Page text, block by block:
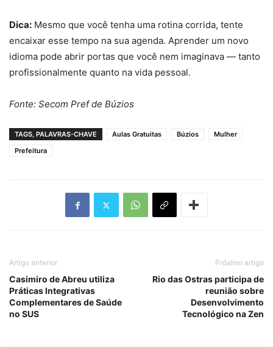
Dica: Mesmo que você tenha uma rotina corrida, tente
encaixar esse tempo na sua agenda. Aprender um novo
idioma pode abrir portas que você nem imaginava — tanto
profissionalmente quanto na vida pessoal.
Fonte: Secom Pref de Búzios
TAGS, PALAVRAS-CHAVE Aulas Gratuitas Búzios
Mulher
Prefeitura
Artigo anterior
Casimiro de Abreu utiliza
Práticas Integrativas
Complementares de Saúde
no SUS
Próximo artigo
Rio das Ostras participa de
reunião sobre
Desenvolvimento
Tecnológico na Zen